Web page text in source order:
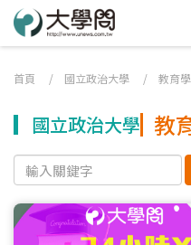
首頁 / 國立政治大學 / 教育
國立政治大學 教